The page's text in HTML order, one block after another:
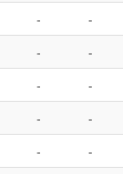
- -
- -
- -
- -
- -